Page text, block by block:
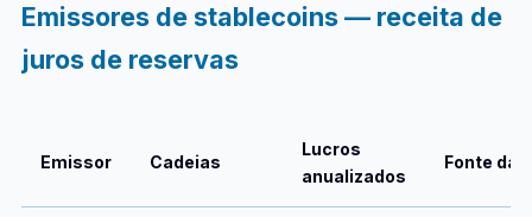
Emissores de stablecoins — receita de
juros de reservas
Emissor Cadeias
Lucros
anualizados
Fonte da